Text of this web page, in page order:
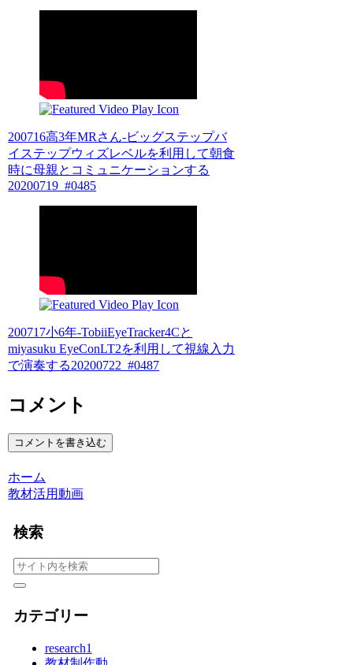
200716高3年MRさん-ビッグステップバ
イステップウィズレベルを利用して朝食
時に母親とコミュニケーションする
20200719_#0485
200717小6年-TobiiEyeTracker4Cと
miyasuku EyeConLT2を利用して視線入力
で演奏する20200722_#0487
コメント
コメントを書き込む
ホーム
教材活用動画
検索
カテゴリー
research1